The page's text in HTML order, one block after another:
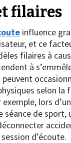
filaires
influence
et ce
filaires à
à
selon la
lors
séance de sport,
d’écoute.